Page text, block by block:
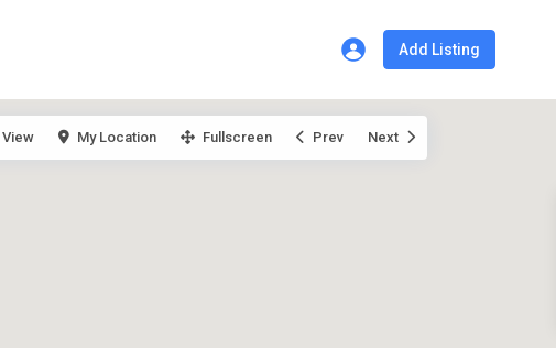
Add Listing
View My Location Fullscreen Prev Next